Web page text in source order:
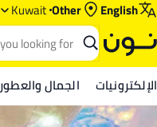
English
Other
Kuwait
الإلكترونيات الجمال والعطور